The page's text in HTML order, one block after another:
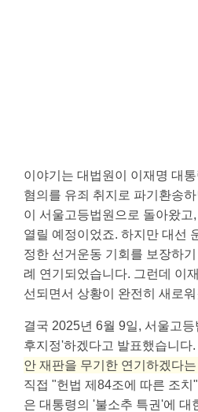
이야기는 대법원이 이재명 대
혐의를 유죄 취지로 파기환송
이 서울고등법원으로 돌아왔고
열릴 예정이었죠. 하지만 대선
정한 선거운동 기회를 보장하
례 연기되었습니다. 그런데 이
선되면서 상황이 완전히 새로
결국 2025년 6월 9일, 서울고
후지정'하겠다고 발표했습니다.
안 재판을 무기한 연기하겠다는
직접 "헌법 제84조에 따른 조치
은 대통령의 '불소추 특권'에 대